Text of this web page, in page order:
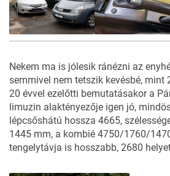
Nekem ma is jólesik ránézni az
semmivel nem tetszik kevésbé, mint
20 évvel ezelőtti bemutatásakor a
limuzin alaktényezője igen jó,
lépcsőshátú hossza 4665,
1445 mm, a kombié 4750/1760/
tengelytávja is hosszabb, 2680